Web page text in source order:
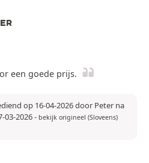
een goede prijs.
op 16-04-2026 door Peter na
03-2026- bekijk origineel (Sloveens)